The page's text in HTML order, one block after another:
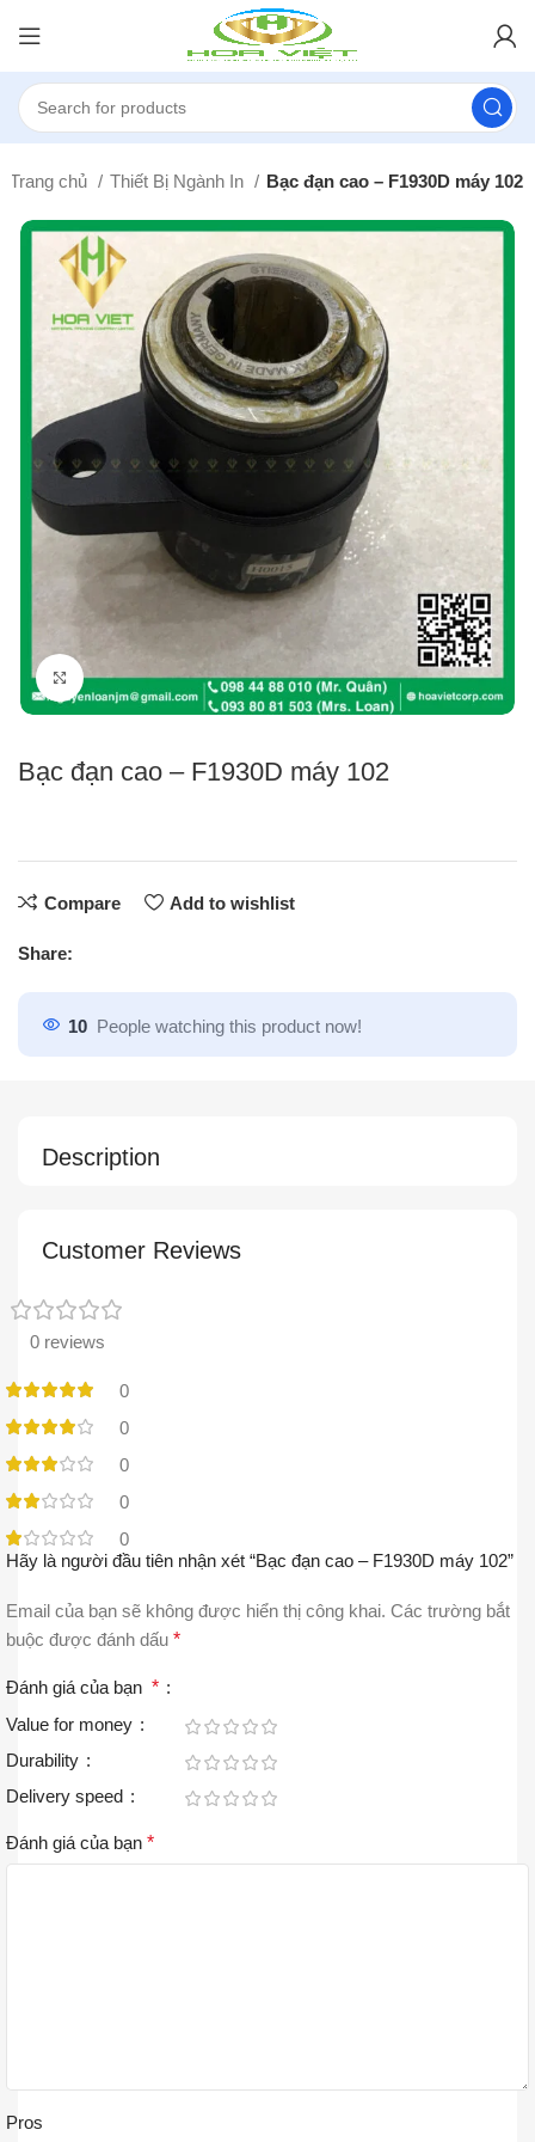
Trang chủ Thiết Bị Ngành In Bạc đạn cao – F1930D máy 102
Click to enlarge
Bạc đạn cao – F1930D máy 102
Compare Add to wishlist
Share:
10 People watching this product now!
Description
Customer Reviews
0 reviews
0
0
0
0
0
Hãy là người đầu tiên nhận xét “Bạc đạn cao – F1930D máy 102”
Email của bạn sẽ không được hiển thị công khai. Các trường bắt
buộc được đánh dấu *
Đánh giá của bạn *
Value for money
Durability
Delivery speed
Đánh giá của bạn *
Pros